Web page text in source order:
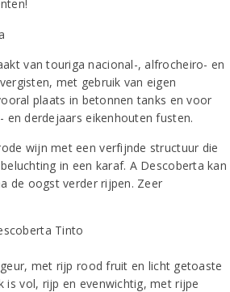
van touriga nacional-, alfrocheiro- en
met gebruik van eigen
plaats in betonnen tanks en voor
en derdejaars eikenhouten fusten.
wijn met een verfijnde structuur die
in een karaf. A Descoberta kan
de oogst verder rijpen. Zeer
met rijp rood fruit en licht getoaste
is vol, rijp en evenwichtig, met rijpe